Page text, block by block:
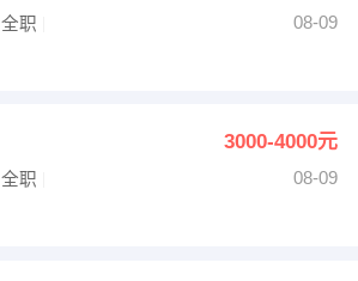
全职
08-09
3000-4000元
全职
08-09